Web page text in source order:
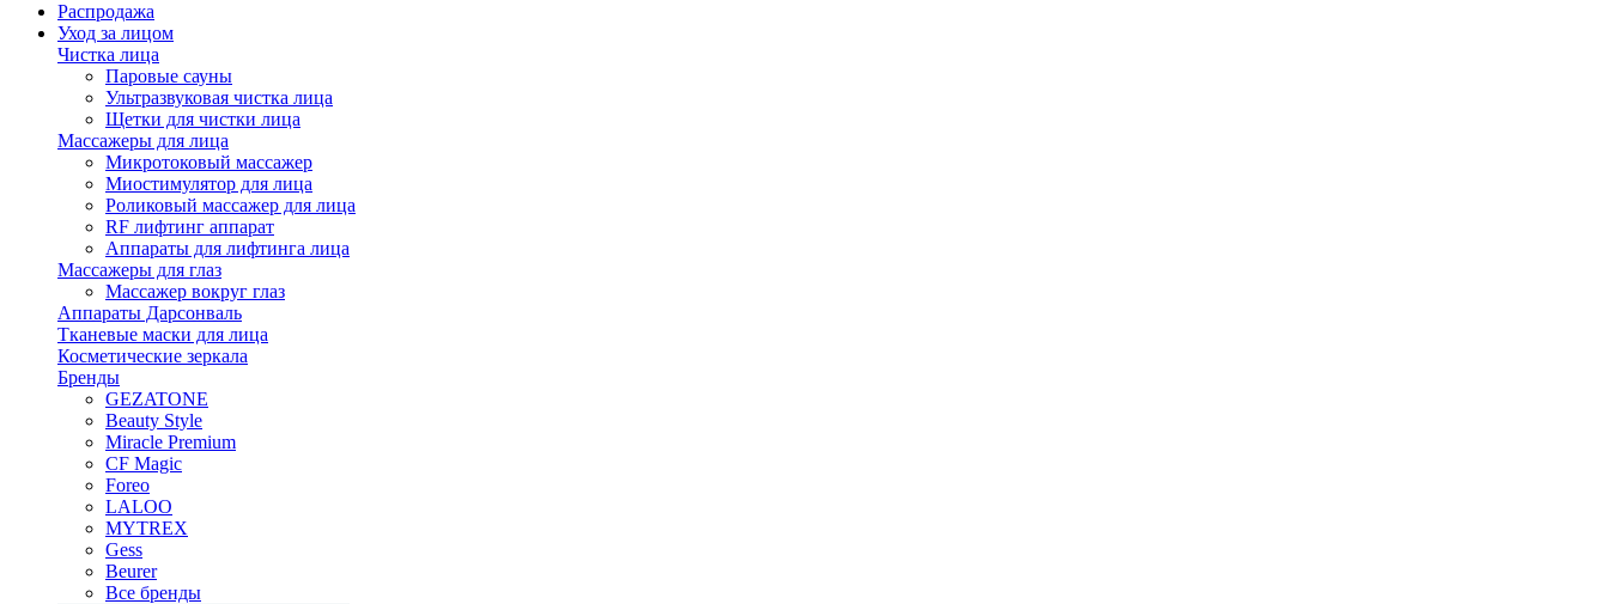
Распродажа
Уход за лицом
Чистка лица
Паровые сауны
Ультразвуковая чистка лица
Щетки для чистки лица
Массажеры для лица
Микротоковый массажер
Миостимулятор для лица
Роликовый массажер для лица
RF лифтинг аппарат
Аппараты для лифтинга лица
Массажеры для глаз
Массажер вокруг глаз
Аппараты Дарсонваль
Тканевые маски для лица
Косметические зеркала
Бренды
GEZATONE
Beauty Style
Miracle Premium
CF Magic
Foreo
LALOO
MYTREX
Gess
Beurer
Все бренды